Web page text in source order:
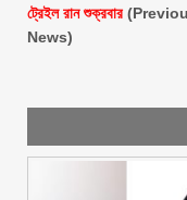
ট্রেইল রান শুক্রবার
News)